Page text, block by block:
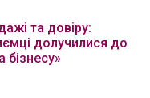
та довіру:
долучилися до
бізнесу»